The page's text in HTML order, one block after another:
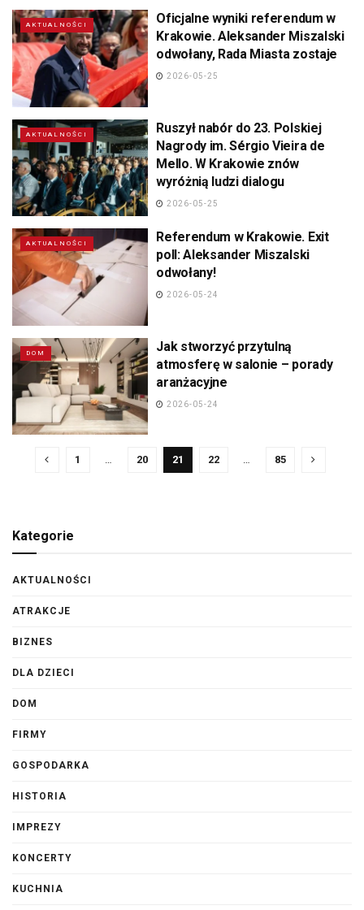
AKTUALNOŚCI
Oficjalne wyniki referendum w
Krakowie. Aleksander Miszalski
odwołany, Rada Miasta zostaje
2026-05-25
AKTUALNOŚCI
Ruszył nabór do 23. Polskiej
Nagrody im. Sérgio Vieira de
Mello. W Krakowie znów
wyróżnią ludzi dialogu
2026-05-25
AKTUALNOŚCI
Referendum w Krakowie. Exit
poll: Aleksander Miszalski
odwołany!
2026-05-24
DOM
Jak stworzyć przytulną
atmosferę w salonie – porady
aranżacyjne
2026-05-24
1 … 20 21 22 … 85
Kategorie
AKTUALNOŚCI
ATRAKCJE
BIZNES
DLA DZIECI
DOM
FIRMY
GOSPODARKA
HISTORIA
IMPREZY
KONCERTY
KUCHNIA